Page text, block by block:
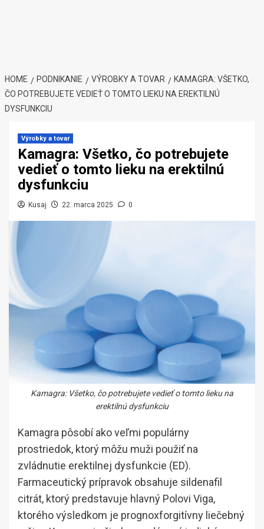
HOME PODNIKANIE VÝROBKY A TOVAR
KAMAGRA: VŠETKO,
ČO POTREBUJETE VEDIEŤ O TOMTO LIEKU NA EREKTILNÚ
DYSFUNKCIU
Výrobky a tovar
Kamagra: Všetko, čo potrebujete
vedieť o tomto lieku na erektilnú
dysfunkciu
Kusaj 22. marca 2025 0
Kamagra: Všetko, čo potrebujete vedieť o tomto lieku na
erektilnú dysfunkciu
Kamagra pôsobí ako veľmi populárny
prostriedok, ktorý môžu muži použiť na
zvládnutie erektilnej dysfunkcie (ED).
Farmaceutický prípravok obsahuje sildenafil
citrát, ktorý predstavuje hlavný Polovi Viga,
ktorého výsledkom je prognoxforgitívny liečebný